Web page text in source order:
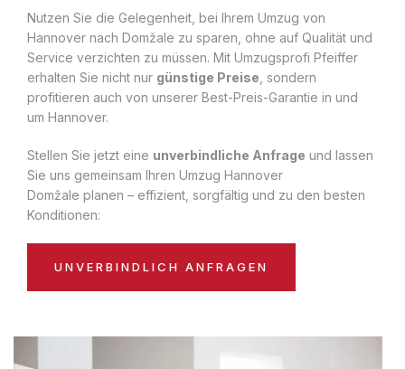
Nutzen Sie die Gelegenheit, bei Ihrem Umzug von
Hannover nach Domžale zu sparen, ohne auf Qualität und
Service verzichten zu müssen. Mit Umzugsprofi Pfeiffer
erhalten Sie nicht nur günstige Preise , sondern
profitieren auch von unserer Best-Preis-Garantie in und
um Hannover.
Stellen Sie jetzt eine unverbindliche Anfrage und lassen
Sie uns gemeinsam Ihren Umzug Hannover
Domžale planen – effizient, sorgfältig und zu den besten
Konditionen:
UNVERBINDLICH ANFRAGEN